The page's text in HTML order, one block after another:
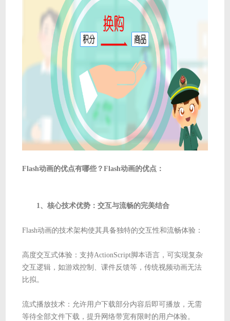
Flash动画的优点有哪些？Flash动画的优点：
1、核心技术优势：交互与流畅的完美结合
Flash动画的技术架构使其具备独特的交互性和流畅体验：
高度交互式体验：支持ActionScript脚本语言，可实现复杂
交互逻辑，如游戏控制、课件反馈等，传统视频动画无法
比拟。
流式播放技术：允许用户下载部分内容后即可播放，无需
等待全部文件下载，提升网络带宽有限时的用户体验。